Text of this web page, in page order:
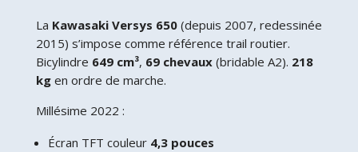
La Kawasaki Versys 650(depuis 2007, redessinée
2015) s’impose comme référence trail routier.
Bicylindre 649 cm³, 69 chevaux(bridable A2). 218
kgen ordre de marche.
Millésime 2022 :
Écran TFT couleur 4,3 pouces